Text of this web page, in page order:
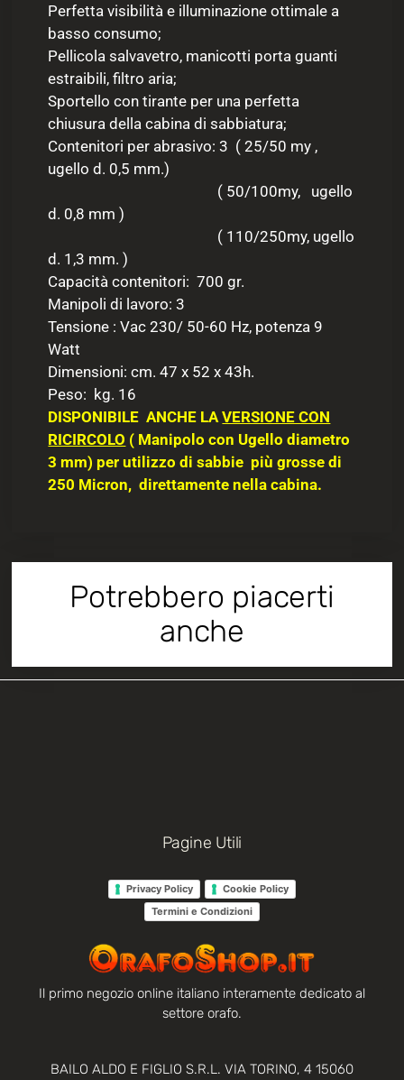
Perfetta visibilità e illuminazione ottimale a
basso consumo;
Pellicola salvavetro, manicotti porta guanti
estraibili, filtro aria;
Sportello con tirante per una perfetta
chiusura della cabina di sabbiatura;
Contenitori per abrasivo: 3 ( 25/50 my ,
ugello d. 0,5 mm.)
( 50/100my, ugello
d. 0,8 mm )
( 110/250my, ugello
d. 1,3 mm. )
Capacità contenitori: 700 gr.
Manipoli di lavoro: 3
Tensione : Vac 230/ 50-60 Hz, potenza 9
Watt
Dimensioni: cm. 47 x 52 x 43h.
Peso: kg. 16
DISPONIBILE ANCHE LAVERSIONE CON
RICIRCOLO ( Manipolo con Ugello diametro
3 mm) per utilizzo di sabbie più grosse di
250 Micron, direttamente nella cabina.
Potrebbero piacerti
anche
Pagine Utili
Privacy Policy
Cookie Policy
Termini e Condizioni
Il primo negozio online italiano interamente dedicato al
settore orafo.
BAILO ALDO E FIGLIO S.R.L. VIA TORINO, 4 15060